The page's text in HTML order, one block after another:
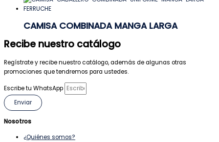
CAMISA COMBINADA MANGA LARGA
Recibe nuestro catálogo
Regístrate y recibe nuestro catálogo, además de algunas otras
promociones que tendremos para ustedes.
Escribe tu WhatsApp
Enviar
Nosotros
¿Quiénes somos?